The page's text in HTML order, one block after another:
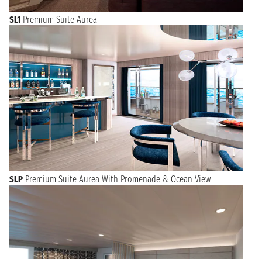
SL1 Premium Suite Aurea
SLP Premium Suite Aurea With Promenade & Ocean View